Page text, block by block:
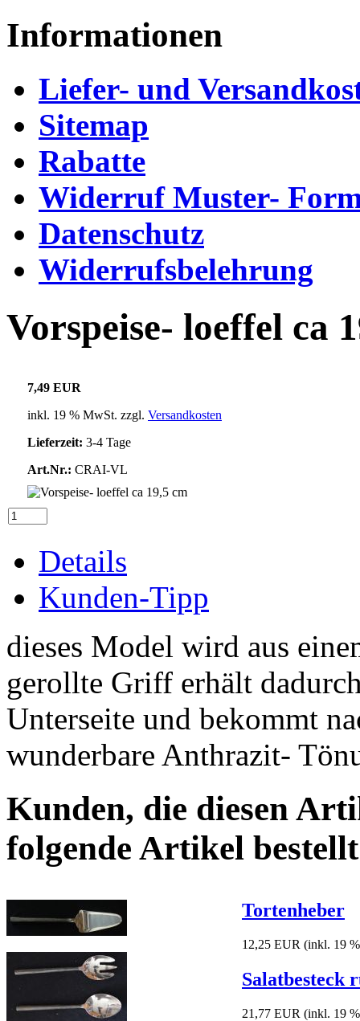
Informationen
Liefer- und
Sitemap
Rabatte
Widerruf Muster-
Datenschutz
Widerrufsbelehrung
Vorspeise- loeffel ca
7,49 EUR
inkl. 19 % MwSt. zzgl. Versandkosten
Lieferzeit: 3-4 Tage
Art.Nr.: CRAI-VL
Details
Kunden-Tipp
dieses Model wird aus
gerollte Griff erhält
Unterseite und bekommt
wunderbare Anthrazit-
Kunden, die diesen
folgende Artikel
Tortenheber
12,25 EUR (inkl. 19
Salatbesteck
21,77 EUR (inkl. 19